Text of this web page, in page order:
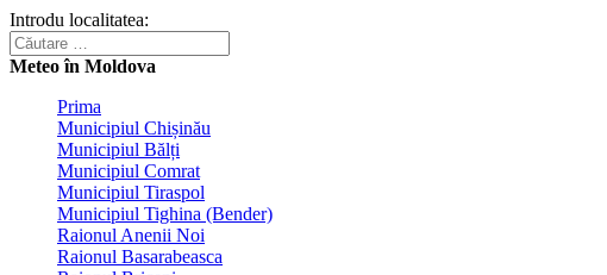
Introdu localitatea:
Meteo în Moldova
Prima
Municipiul Chișinău
Municipiul Bălți
Municipiul Comrat
Municipiul Tiraspol
Municipiul Tighina (Bender)
Raionul Anenii Noi
Raionul Basarabeasca